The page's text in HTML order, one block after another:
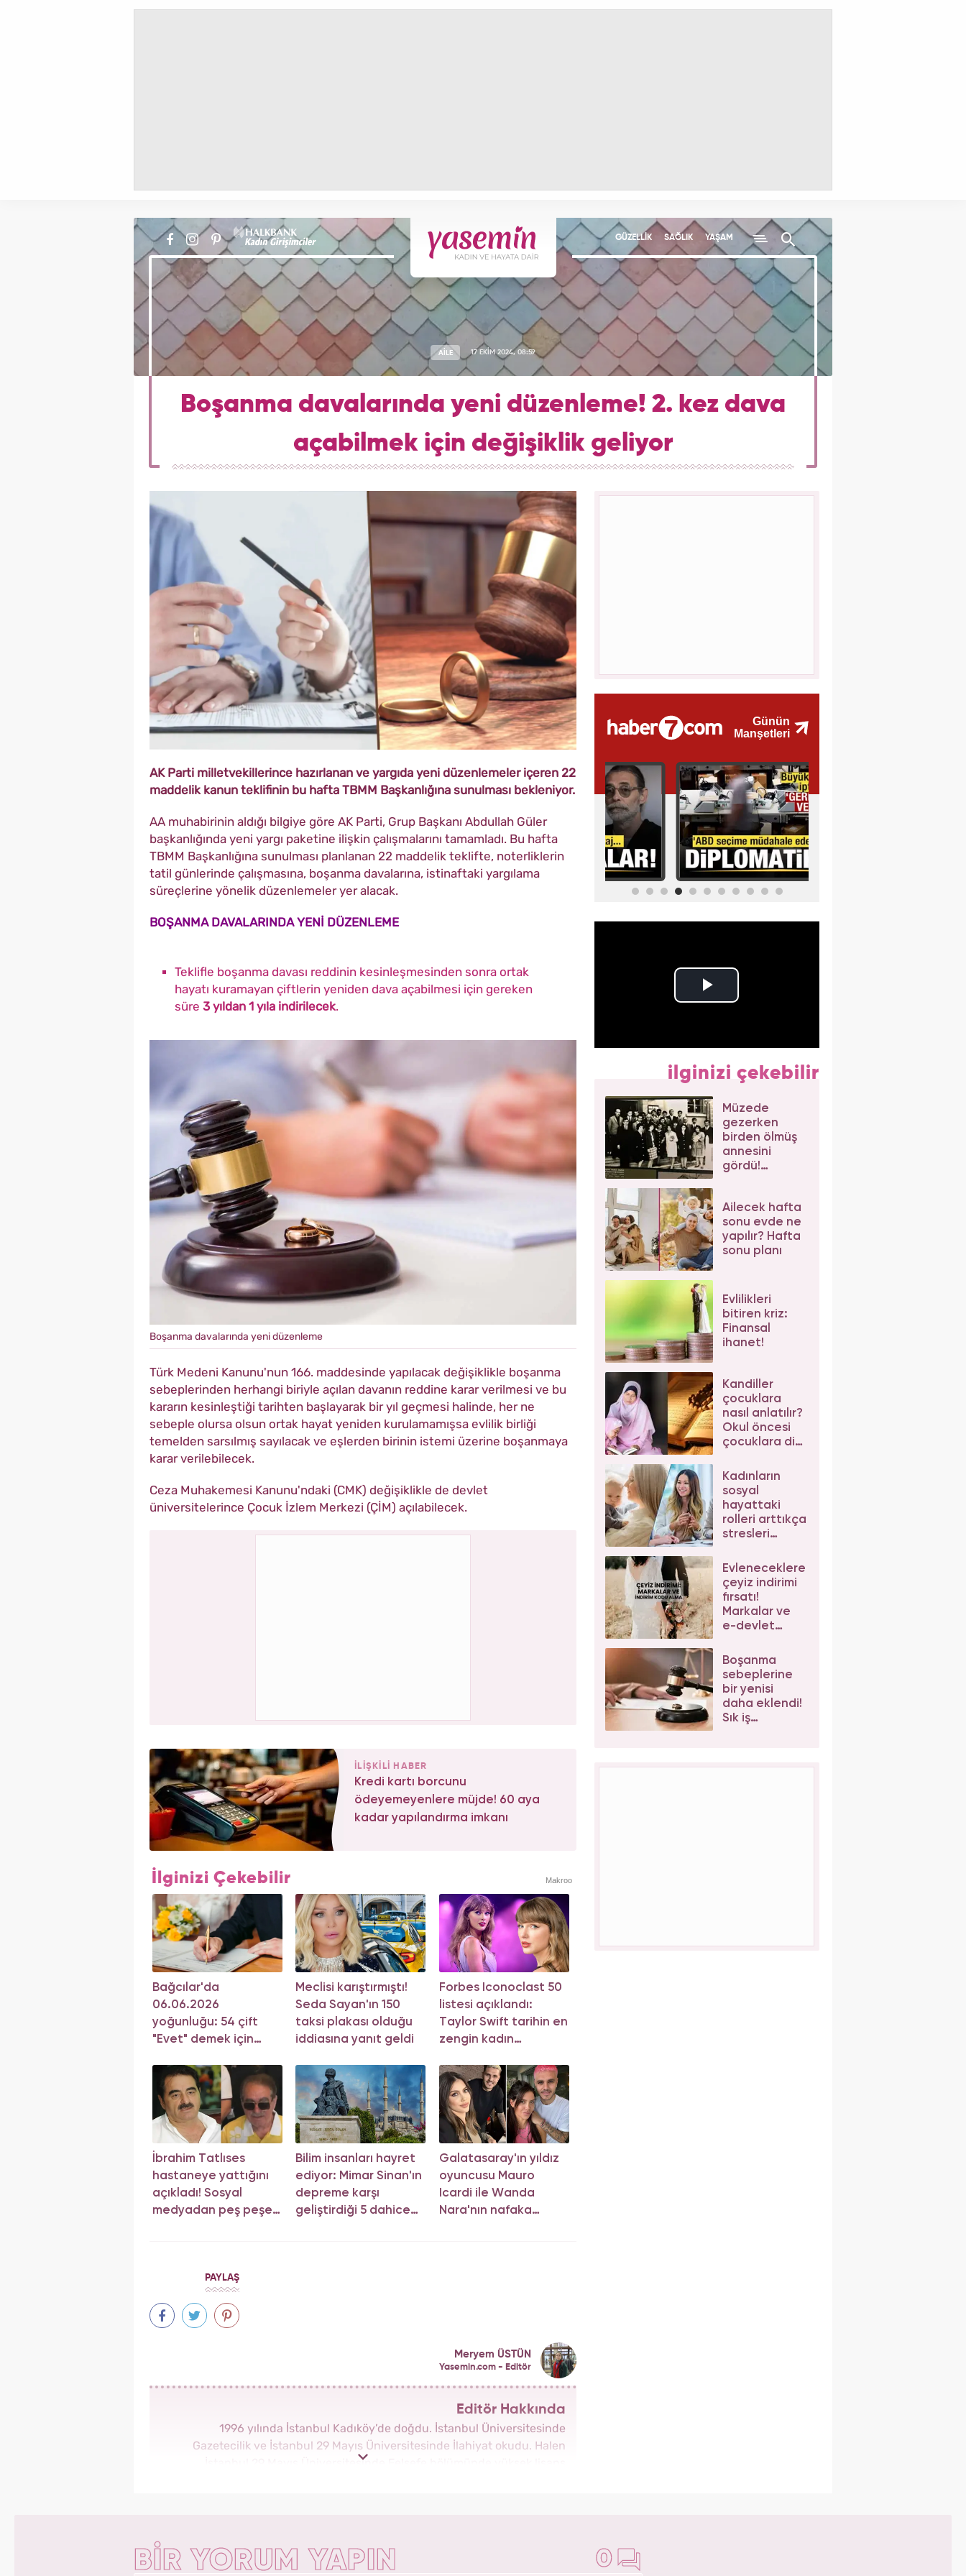
GÜZELLİK SAĞLIK YAŞAM
AİLE 17 EKİM 2024, 08:59
Boşanma davalarında yeni düzenleme! 2. kez dava
açabilmek için değişiklik geliyor
AK Parti milletvekillerince hazırlanan ve yargıda yeni düzenlemeler içeren 22
maddelik kanun teklifinin bu hafta TBMM Başkanlığına sunulması bekleniyor.
AA muhabirinin aldığı bilgiye göre AK Parti, Grup Başkanı Abdullah Güler
başkanlığında yeni yargı paketine ilişkin çalışmalarını tamamladı. Bu hafta
TBMM Başkanlığına sunulması planlanan 22 maddelik teklifte, noterliklerin
tatil günlerinde çalışmasına, boşanma davalarına, istinaftaki yargılama
süreçlerine yönelik düzenlemeler yer alacak.
BOŞANMA DAVALARINDA YENİ DÜZENLEME
Teklifle boşanma davası reddinin kesinleşmesinden sonra ortak
hayatı kuramayan çiftlerin yeniden dava açabilmesi için gereken
süre 3 yıldan 1 yıla indirilecek.
Boşanma davalarında yeni düzenleme
Türk Medeni Kanunu'nun 166. maddesinde yapılacak değişiklikle boşanma
sebeplerinden herhangi biriyle açılan davanın reddine karar verilmesi ve bu
kararın kesinleştiği tarihten başlayarak bir yıl geçmesi halinde, her ne
sebeple olursa olsun ortak hayat yeniden kurulamamışsa evlilik birliği
temelden sarsılmış sayılacak ve eşlerden birinin istemi üzerine boşanmaya
karar verilebilecek.
Ceza Muhakemesi Kanunu'ndaki (CMK) değişiklikle de devlet
üniversitelerince Çocuk İzlem Merkezi (ÇİM) açılabilecek.
İLİŞKİLİ HABER
Kredi kartı borcunu
ödeyemeyenlere müjde! 60 aya
kadar yapılandırma imkanı
İlginizi Çekebilir Makroo
Bağcılar'da
06.06.2026
yoğunluğu: 54 çift
"Evet" demek için
Meclisi karıştırmıştı!
Seda Sayan'ın 150
taksi plakası olduğu
iddiasına yanıt geldi
Forbes Iconoclast 50
listesi açıklandı:
Taylor Swift tarihin en
zengin kadın
İbrahim Tatlıses
hastaneye yattığını
açıkladı! Sosyal
medyadan peş peşe
Bilim insanları hayret
ediyor: Mimar Sinan'ın
depreme karşı
geliştirdiği 5 dahice
Galatasaray'ın yıldız
oyuncusu Mauro
Icardi ile Wanda
Nara'nın nafaka
PAYLAŞ
Meryem ÜSTÜN
Yasemin.com - Editör
Editör Hakkında
1996 yılında İstanbul Kadıköy’de doğdu. İstanbul Üniversitesinde
Gazetecilik ve İstanbul 29 Mayıs Üniversitesinde İlahiyat okudu. Halen
İstanbul 29 Mayıs Üniversitesinde Felsefe bölümünde yüksek lisans
ilginizi çekebilir
Müzede
gezerken
birden ölmüş
annesini
gördü!
Ailecek hafta
sonu evde ne
yapılır? Hafta
sonu planı
Evlilikleri
bitiren kriz:
Finansal
ihanet!
Kandiller
çocuklara
nasıl anlatılır?
Okul öncesi
çocuklara dini
anlatılır
Kadınların
sosyal
hayattaki
rolleri arttıkça
stresleri
Araştırma
sonuçları
şaşırttı
Evleneceklere
çeyiz indirimi
fırsatı!
Markalar ve
e-devlet
alma
Boşanma
sebeplerine
bir yenisi
daha eklendi!
Sık iş
BİR YORUM YAPIN 0